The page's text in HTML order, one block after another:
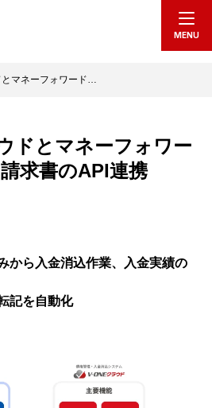
MENU
ドとマネーフォワー
求書のAPI連携
とマネーフォワード…
から入金消込作業、入金実績の
記を自動化